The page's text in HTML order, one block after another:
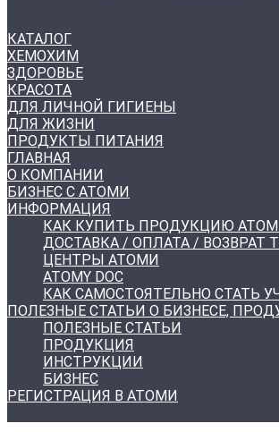
КАТАЛОГ
ХЕМОХИМ
ЗДОРОВЬЕ
КРАСОТА
ДЛЯ ЛИЧНОЙ ГИГИЕНЫ
ДЛЯ ЖИЗНИ
ПРОДУКТЫ ПИТАНИЯ
ГЛАВНАЯ
О КОМПАНИИ
БИЗНЕС С АТОМИ
ИНФОРМАЦИЯ
КАК КУПИТЬ ПРОДУКЦИЮ
ДОСТАВКА / ОПЛАТА / ВОЗВРАТ
ЦЕНТРЫ АТОМИ
ATOMY DOC
КАК САМОСТОЯТЕЛЬНО СТАТЬ
ПОЛЕЗНЫЕ СТАТЬИ О БИЗНЕСЕ,
ПОЛЕЗНЫЕ СТАТЬИ
ПРОДУКЦИЯ
ИНСТРУКЦИИ
БИЗНЕС
РЕГИСТРАЦИЯ В АТОМИ